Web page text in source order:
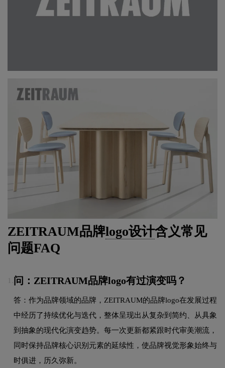
ZEITRAUM品牌logo设计含义常见
问题FAQ
问：ZEITRAUM品牌logo有过演变吗？
答：作为品牌领域的品牌，ZEITRAUM的品牌logo在发展过程
中经历了持续优化与迭代，整体呈现出从复杂到简约、从具象
到抽象的现代化演变趋势。每一次更新都紧跟时代审美潮流，
同时保持品牌核心识别元素的延续性，使品牌视觉形象始终与
时俱进，历久弥新。